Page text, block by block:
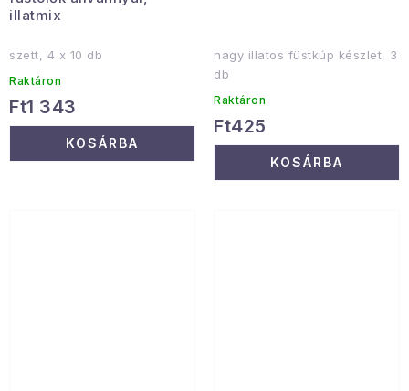
illatmix
szett, 4 x 10 db
Raktáron
Ft1 343
KOSÁRBA
nagy illatos füstkúp készlet, 3
db
Raktáron
Ft425
KOSÁRBA